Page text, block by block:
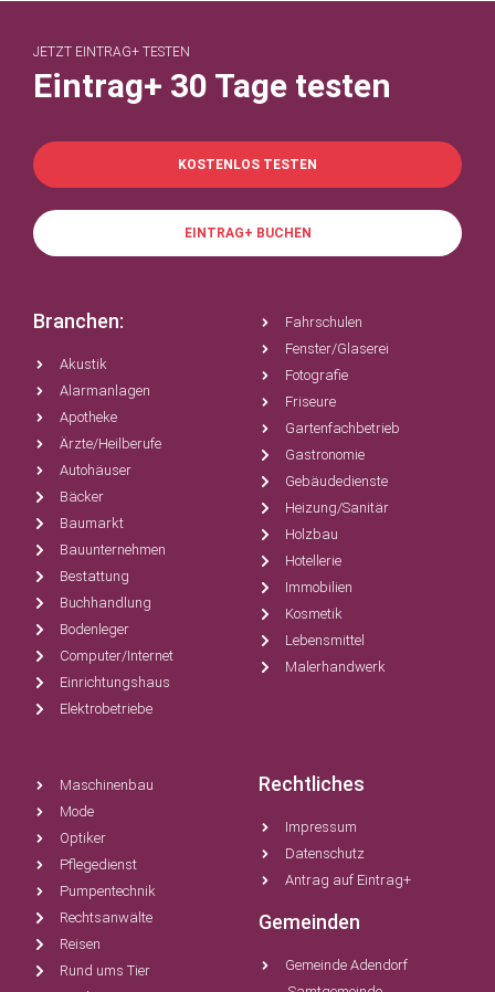
JETZT EINTRAG+ TESTEN
Eintrag+ 30 Tage testen
KOSTENLOS TESTEN
EINTRAG+ BUCHEN
Branchen:
Akustik
Alarmanlagen
Apotheke
Ärzte/Heilberufe
Autohäuser
Bäcker
Baumarkt
Bauunternehmen
Bestattung
Buchhandlung
Bodenleger
Computer/Internet
Einrichtungshaus
Elektrobetriebe
Fahrschulen
Fenster/Glaserei
Fotografie
Friseure
Gartenfachbetrieb
Gastronomie
Gebäudedienste
Heizung/Sanitär
Holzbau
Hotellerie
Immobilien
Kosmetik
Lebensmittel
Malerhandwerk
Maschinenbau
Mode
Optiker
Pflegedienst
Pumpentechnik
Rechtsanwälte
Reisen
Rund ums Tier
Rechtliches
Impressum
Datenschutz
Antrag auf Eintrag+
Gemeinden
Gemeinde Adendorf